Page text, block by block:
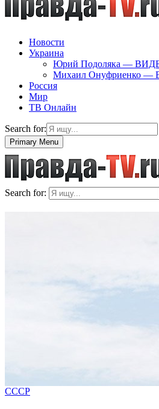
Новости
Украина
Юрий Подоляка —
Михаил Онуфриенко —
Россия
Мир
ТВ Онлайн
Search for:
Primary Menu
Search for:
СССР